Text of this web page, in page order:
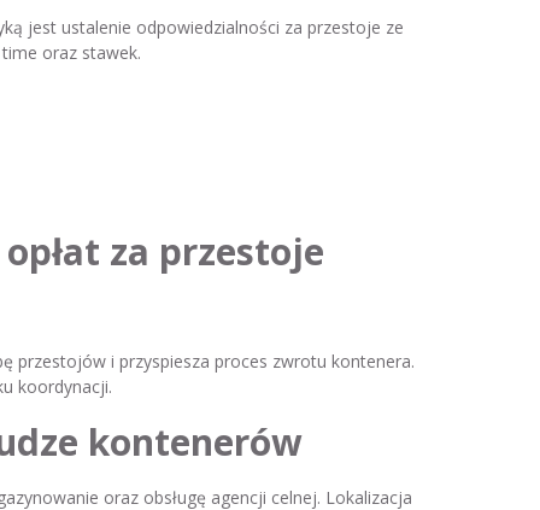
jest ustalenie odpowiedzialności za przestoje ze
oraz stawek.
za przestoje
przestojów i przyspiesza proces zwrotu kontenera.
koordynacji.
kontenerów
oraz obsługę agencji celnej. Lokalizacja